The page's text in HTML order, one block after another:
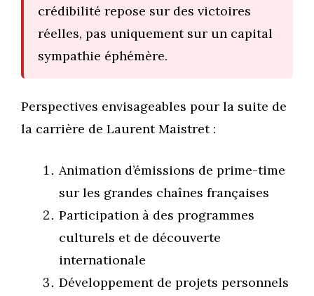
crédibilité repose sur des victoires
réelles, pas uniquement sur un capital
sympathie éphémère.
Perspectives envisageables pour la suite de
la carrière de Laurent Maistret :
Animation d’émissions de prime-time
sur les grandes chaînes françaises
Participation à des programmes
culturels et de découverte
internationale
Développement de projets personnels